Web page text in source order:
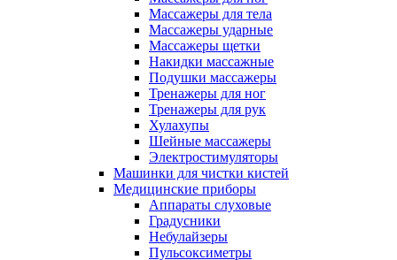
Массажеры для тела
Массажеры ударные
Массажеры щетки
Накидки массажные
Подушки массажеры
Тренажеры для ног
Тренажеры для рук
Хулахупы
Шейные массажеры
Электростимуляторы
Машинки для чистки кистей
Медицинские приборы
Аппараты слуховые
Градусники
Небулайзеры
Пульсоксиметры